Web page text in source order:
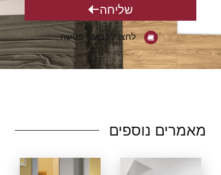
שליחה
לחצו לקביעת פגישה
נוספים